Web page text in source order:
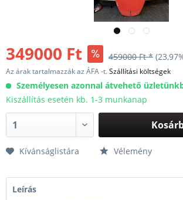
349000 Ft 459000 Ft *
Az árak tartalmazzák az ÁFA -t.Szállítási költségek
Személyesen azonnal átvehető
Kiszállítás esetén kb. 1-3 munkanap
Kívánságlistára Vélemény
Leírás